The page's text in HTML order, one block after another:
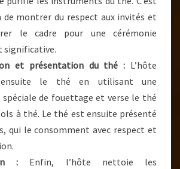
de montrer du respect aux invités et
le cadre pour une cérémonie
significative.
et présentation du thé : L’hôte
ensuite le thé en utilisant une
spéciale de fouettage et verse le thé
à thé. Le thé est ensuite présenté
qui le consomment avec respect et
: Enfin, l’hôte nettoie les